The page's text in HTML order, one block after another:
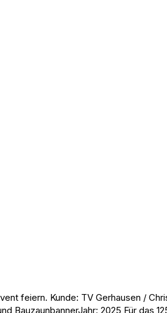
feiern. Kunde: TV Gerhausen /
BauzaunbannerJahr: 2025 Für das